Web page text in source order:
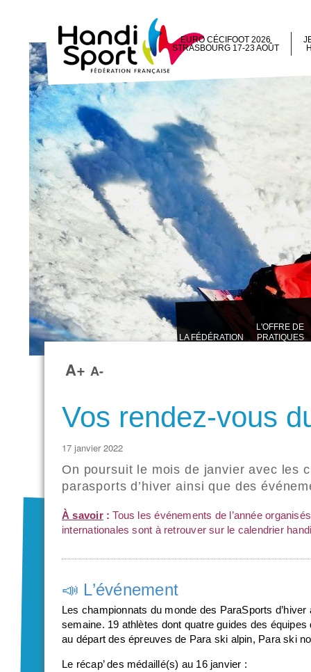
EURO CÉCIFOOT 2026
STRASBOURG 17-23 AOÛT
LA FÉDÉRATION
L'OFFRE DE
PRATIQUES
A+ A-
Vos rendez-vous
17 janvier 2022
On poursuit le mois de janvier avec les
parasports d’hiver ainsi que des
À savoir:Tous les événements de l’année
internationales sont à retrouver sur le calendrier
📣 L’événement
Les championnats du monde des ParaSports
semaine. 19 athlètes dont quatre guides des
au départ des épreuves de Para ski alpin, Para ski
Le récap’ des médaillé(s) au 16 janvier :